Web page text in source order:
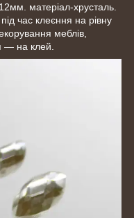
матеріал-хрусталь.
час клеєння на рівну
меблів,
— на клей.